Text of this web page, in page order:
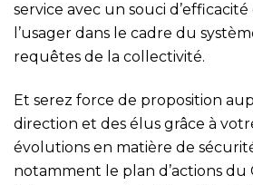
service avec un souci
l’usager dans le cadre du
requêtes de la collectivité.
Et serez force de proposition
direction et des élus grâce à
évolutions en matière de
notamment le plan d’actions du